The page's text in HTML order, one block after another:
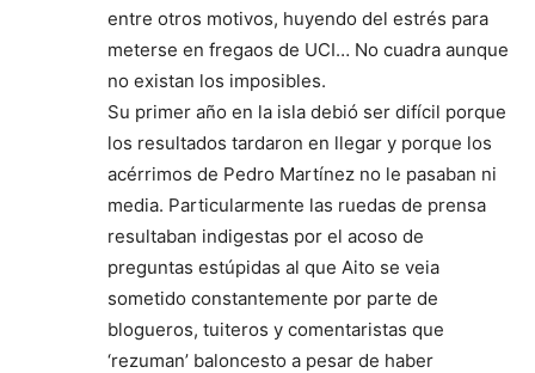
entre otros motivos, huyendo del estrés para
meterse en fregaos de UCI… No cuadra aunque
no existan los imposibles.
Su primer año en la isla debió ser difícil porque
los resultados tardaron en llegar y porque los
acérrimos de Pedro Martínez no le pasaban ni
media. Particularmente las ruedas de prensa
resultaban indigestas por el acoso de
preguntas estúpidas al que Aito se veia
sometido constantemente por parte de
blogueros, tuiteros y comentaristas que
‘rezuman’ baloncesto a pesar de haber